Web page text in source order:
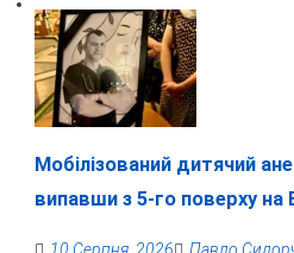
Мобілізований дитячий
випавши з 5-го поверху на